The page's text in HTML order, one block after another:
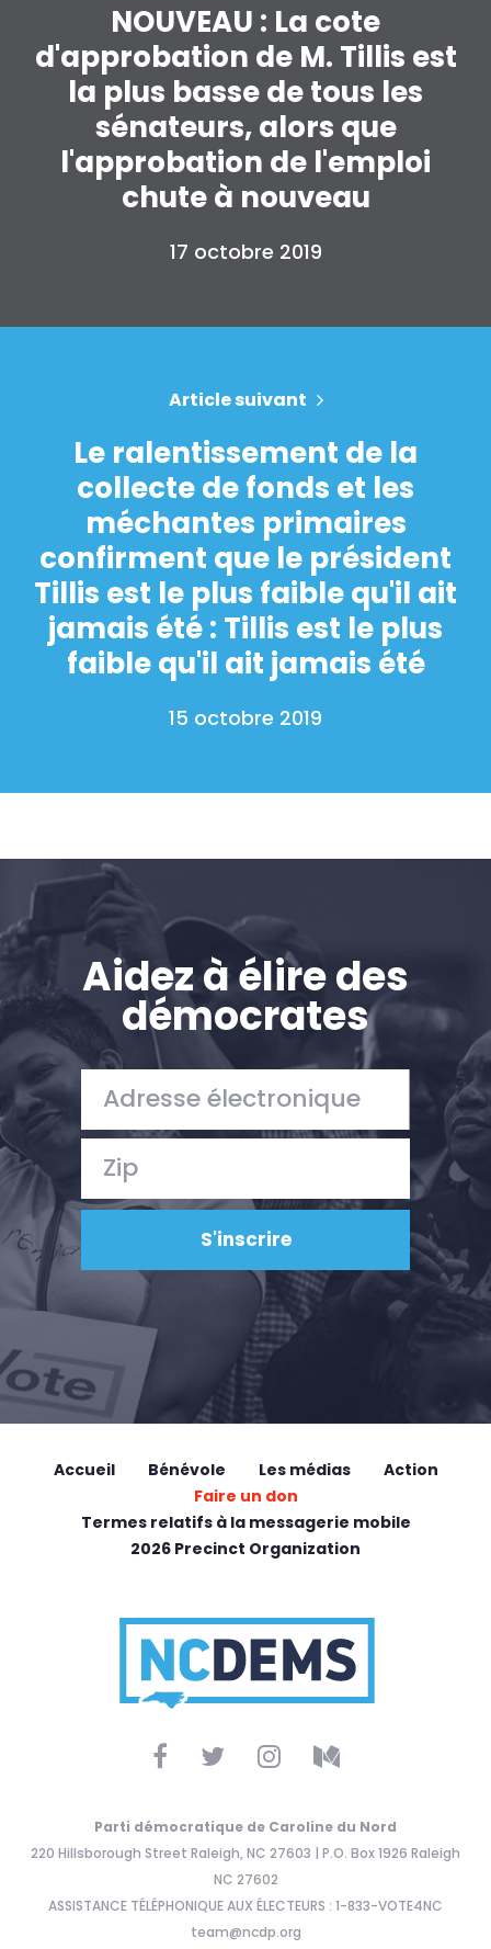
NOUVEAU : La cote
d'approbation de M. Tillis est
la plus basse de tous les
sénateurs, alors que
l'approbation de l'emploi
chute à nouveau
17 octobre 2019
Article suivant
Le ralentissement de la
collecte de fonds et les
méchantes primaires
confirment que le président
Tillis est le plus faible qu'il ait
jamais été : Tillis est le plus
faible qu'il ait jamais été
15 octobre 2019
Aidez à élire des
démocrates
Accueil Bénévole Les médias
Action
Faire un don
Termes relatifs à la messagerie mobile
2026 Precinct Organization
Parti démocratique de Caroline du Nord
220 Hillsborough Street Raleigh, NC 27603 | P.O. Box 1926 Raleigh
NC 27602
ASSISTANCE TÉLÉPHONIQUE AUX ÉLECTEURS : 1-833-VOTE4NC
team@ncdp.org